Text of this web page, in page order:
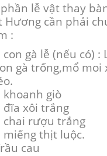
lễ vật thay
Hương cần phải
:
con gà lễ (nếu có) :
gà trống,mổ moi
khoanh giò
đĩa xôi trắng
chai rượu trắng
miếng thịt luộc.
cau